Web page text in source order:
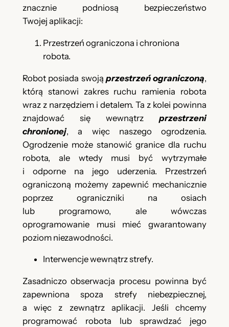
znacznie podniosą bezpieczeństwo
Twojej aplikacji:
Przestrzeń ograniczona i chroniona
robota.
Robot posiada swoją przestrzeń ograniczoną,
którą stanowi zakres ruchu ramienia robota
wraz z narzędziem i detalem. Ta z kolei powinna
znajdować się wewnątrzprzestrzeni
chronionej, a więc naszego ogrodzenia.
Ogrodzenie może stanowić granice dla ruchu
robota, ale wtedy musi być wytrzymałe
i odporne na jego uderzenia. Przestrzeń
ograniczoną możemy zapewnić mechanicznie
poprzez ograniczniki na osiach
lub programowo, ale wówczas
oprogramowanie musi mieć gwarantowany
poziom niezawodności.
Interwencje wewnątrz strefy.
Zasadniczo obserwacja procesu powinna być
zapewniona spoza strefy niebezpiecznej,
a więc z zewnątrz aplikacji. Jeśli chcemy
programować robota lub sprawdzać jego